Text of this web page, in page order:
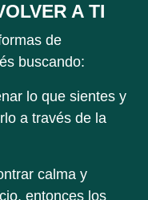
A TI
de acompañarte,
lo que sientes y
a través de la
calma y conectar